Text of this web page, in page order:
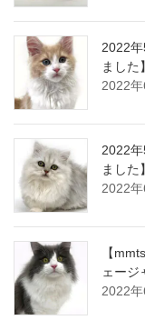
2022
まし
2022
2022
まし
2022
【
ェー
2022